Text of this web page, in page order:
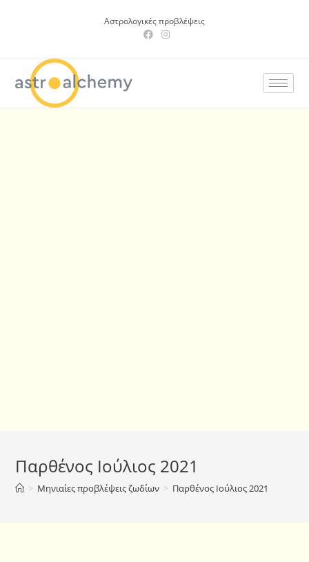
Αστρολογικές προβλέψεις
Παρθένος Ιούλιος 2021
> Μηνιαίες προβλέψεις ζωδίων > Παρθένος Ιούλιος 2021